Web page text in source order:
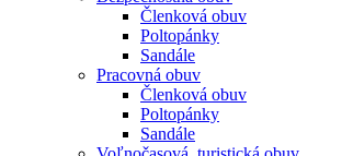
Členková obuv
Poltopánky
Sandále
Pracovná obuv
Členková obuv
Poltopánky
Sandále